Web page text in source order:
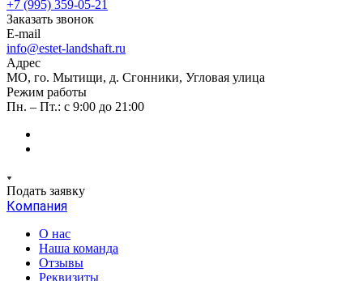
+7 (995) 359-05-21
Заказать звонок
E-mail
info@estet-landshaft.ru
Адрес
МО, го. Мытищи, д. Сгонники, Угловая улица
Режим работы
Пн. – Пт.: с 9:00 до 21:00
Подать заявку
Компания
О нас
Наша команда
Отзывы
Реквизиты